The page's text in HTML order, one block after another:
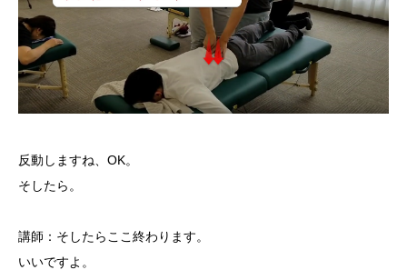
反動しますね、OK。
そしたら。
講師：そしたらここ終わります。
いいですよ。